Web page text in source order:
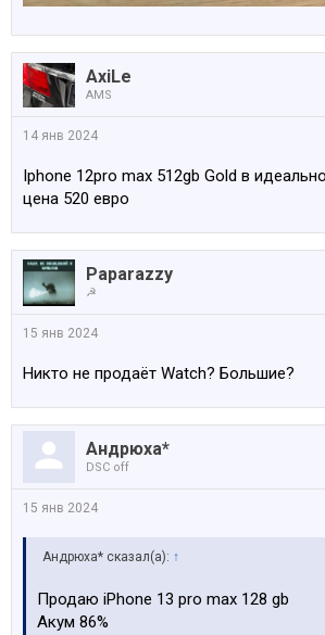
AxiLe
AMS
14 янв 2024
Iphone 12pro max 512gb Gold в
цена 520 евро
Paparazzy
☭
15 янв 2024
Никто не продаёт Watch? Большие?
Андрюха*
DSC off
15 янв 2024
Андрюха* сказал(а): ↑
Продаю iPhone 13 pro max 128 gb
Акум 86%